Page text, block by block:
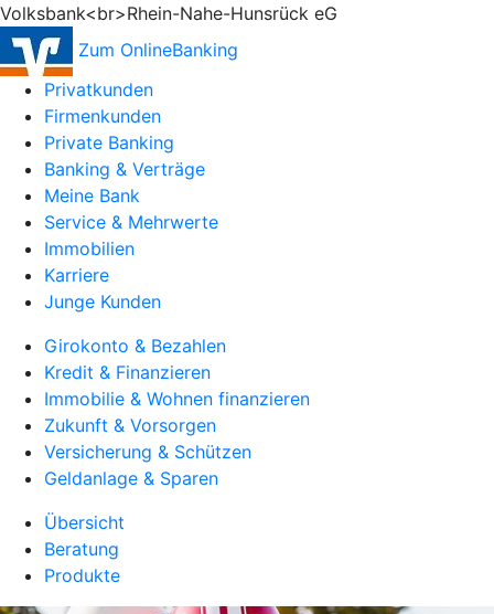
Volksbank<br>Rhein-Nahe-Hunsrück eG
Zum OnlineBanking
Privatkunden
Firmenkunden
Private Banking
Banking & Verträge
Meine Bank
Service & Mehrwerte
Immobilien
Karriere
Junge Kunden
Girokonto & Bezahlen
Kredit & Finanzieren
Immobilie & Wohnen finanzieren
Zukunft & Vorsorgen
Versicherung & Schützen
Geldanlage & Sparen
Übersicht
Beratung
Produkte